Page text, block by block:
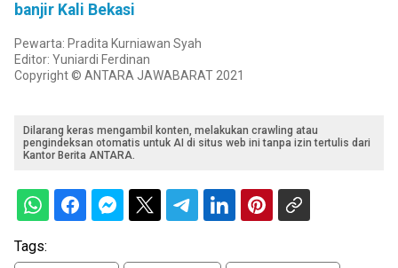
banjir Kali Bekasi
Pewarta: Pradita Kurniawan Syah
Editor: Yuniardi Ferdinan
Copyright © ANTARA JAWABARAT 2021
Dilarang keras mengambil konten, melakukan crawling atau
pengindeksan otomatis untuk AI di situs web ini tanpa izin tertulis dari
Kantor Berita ANTARA.
Tags: